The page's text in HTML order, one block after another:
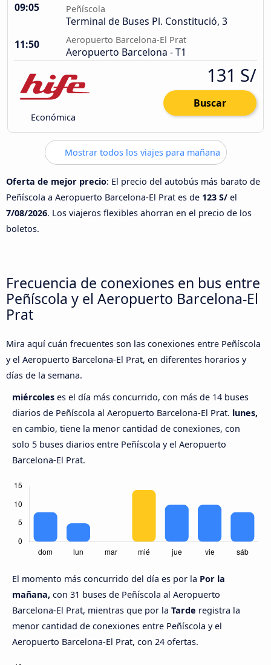
09:05 Peñíscola
Terminal de Buses Pl. Constitució, 3
11:50
Aeropuerto Barcelona-El Prat
Aeropuerto Barcelona - T1
Económica
131 S/
Buscar
Mostrar todos los viajes para mañana
Oferta de mejor precio: El precio del autobús más barato de
Peñíscola a Aeropuerto Barcelona-El Prat es de 123 S/ el
7/08/2026. Los viajeros flexibles ahorran en el precio de los
boletos.
Frecuencia de conexiones en bus entre
Peñíscola y el Aeropuerto Barcelona-El
Prat
Mira aquí cuán frecuentes son las conexiones entre Peñíscola
y el Aeropuerto Barcelona-El Prat, en diferentes horarios y
días de la semana.
miércoles es el día más concurrido, con más de 14 buses
diarios de Peñíscola al Aeropuerto Barcelona-El Prat. lunes,
en cambio, tiene la menor cantidad de conexiones, con
solo 5 buses diarios entre Peñíscola y el Aeropuerto
Barcelona-El Prat.
El momento más concurrido del día es por la Por la
mañana, con 31 buses de Peñíscola al Aeropuerto
Barcelona-El Prat, mientras que por la Tarde registra la
menor cantidad de conexiones entre Peñíscola y el
Aeropuerto Barcelona-El Prat, con 24 ofertas.